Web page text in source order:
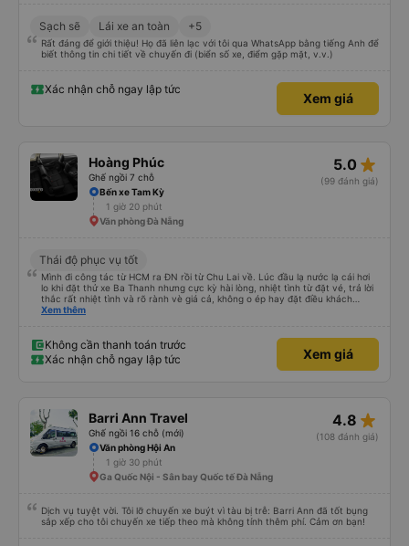
Sạch sẽ Lái xe an toàn +5
Rất đáng để giới thiệu! Họ đã liên lạc với tôi qua WhatsApp bằng tiếng Anh để
biết thông tin chi tiết về chuyến đi (biển số xe, điểm gặp mặt, v.v.)
Xác nhận chỗ ngay lập tức
Xem giá
Hoàng Phúc
Ghế ngồi 7 chỗ
5.0 star_rate
(99 đánh giá)
Bến xe Tam Kỳ
1 giờ 20 phút
Văn phòng Đà Nẵng
Thái độ phục vụ tốt
Mình đi công tác từ HCM ra ĐN rồi từ Chu Lai về. Lúc đầu lạ nước lạ cái hơi
lo khi đặt thử xe Ba Thanh nhưng cực kỳ hài lòng, nhiệt tình từ đặt vé, trả lời
thắc rất nhiệt tình và rõ rành vè giá cả, không o ép hay đặt điều khách
hàng. Lần tới đi công tác chắc chắn tiếp tục dùng xe nhà này!
Xem thêm
Không cần thanh toán trước
Xác nhận chỗ ngay lập tức
Xem giá
Barri Ann Travel
Ghế ngồi 16 chỗ (mới)
4.8 star_rate
(108 đánh giá)
Văn phòng Hội An
1 giờ 30 phút
Ga Quốc Nội - Sân bay Quốc tế Đà Nẵng
Dịch vụ tuyệt vời. Tôi lỡ chuyến xe buýt vì tàu bị trễ: Barri Ann đã tốt bụng
sắp xếp cho tôi chuyến xe tiếp theo mà không tính thêm phí. Cảm ơn bạn!